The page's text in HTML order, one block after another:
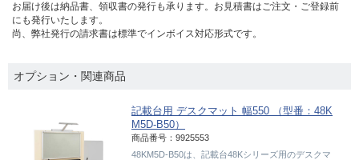
お届け後は納品書、領収書の発行も承ります。お見積書はご注文・ご登録前
にも発行いたします。
尚、弊社発行の請求書は標準でインボイス対応形式です。
オプション・関連商品
記載台用 デスクマット 幅550 （型番：48K
M5D-B50）
商品番号：9925553
48KM5D-B50は、記載台48Kシリーズ用のデスクマ